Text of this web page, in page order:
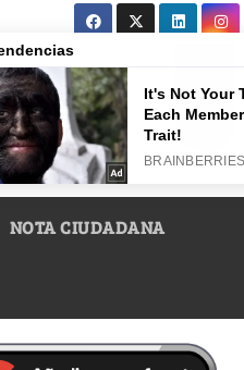
NOTA CIUDADANA